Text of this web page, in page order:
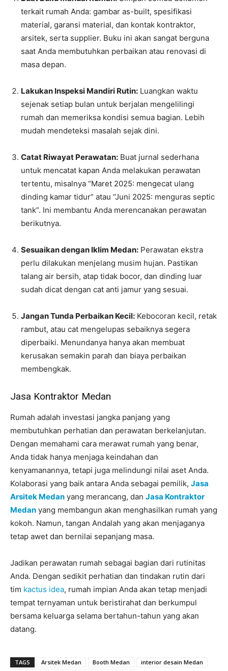
terkait rumah Anda: gambar as-built, spesifikasi
material, garansi material, dan kontak kontraktor,
arsitek, serta supplier. Buku ini akan sangat berguna
saat Anda membutuhkan perbaikan atau renovasi di
masa depan.
Lakukan Inspeksi Mandiri Rutin: Luangkan waktu
sejenak setiap bulan untuk berjalan mengelilingi
rumah dan memeriksa kondisi semua bagian. Lebih
mudah mendeteksi masalah sejak dini.
Catat Riwayat Perawatan: Buat jurnal sederhana
untuk mencatat kapan Anda melakukan perawatan
tertentu, misalnya “Maret 2025: mengecat ulang
dinding kamar tidur” atau “Juni 2025: menguras septic
tank”. Ini membantu Anda merencanakan perawatan
berikutnya.
Sesuaikan dengan Iklim Medan: Perawatan ekstra
perlu dilakukan menjelang musim hujan. Pastikan
talang air bersih, atap tidak bocor, dan dinding luar
sudah dicat dengan cat anti jamur yang sesuai.
Jangan Tunda Perbaikan Kecil: Kebocoran kecil, retak
rambut, atau cat mengelupas sebaiknya segera
diperbaiki. Menundanya hanya akan membuat
kerusakan semakin parah dan biaya perbaikan
membengkak.
Jasa Kontraktor Medan
Rumah adalah investasi jangka panjang yang
membutuhkan perhatian dan perawatan berkelanjutan.
Dengan memahami cara merawat rumah yang benar,
Anda tidak hanya menjaga keindahan dan
kenyamanannya, tetapi juga melindungi nilai aset Anda.
Kolaborasi yang baik antara Anda sebagai pemilik, Jasa
Arsitek Medan yang merancang, dan Jasa Kontraktor
Medan yang membangun akan menghasilkan rumah yang
kokoh. Namun, tangan Andalah yang akan menjaganya
tetap awet dan bernilai sepanjang masa.
Jadikan perawatan rumah sebagai bagian dari rutinitas
Anda. Dengan sedikit perhatian dan tindakan rutin dari
tim kactus idea, rumah impian Anda akan tetap menjadi
tempat ternyaman untuk beristirahat dan berkumpul
bersama keluarga selama bertahun-tahun yang akan
datang.
TAGS Arsitek Medan Booth Medan
interior desain Medan